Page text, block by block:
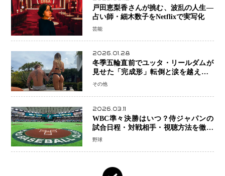
戸田恵梨香さんが挑む、波乱の人生―
占い師・細木数子をNetflixで実写化
芸能
2026.01.28
冬季五輪直前でユッタ・リールダムが
見せた「完成形」転倒と涙を越えて─
ミラノで金を狙うオランダ女王の現在
その他
2026.03.11
WBC準々決勝はいつ？侍ジャパンの
試合日程・対戦相手・視聴方法を徹底
解説【2026年大会】
野球